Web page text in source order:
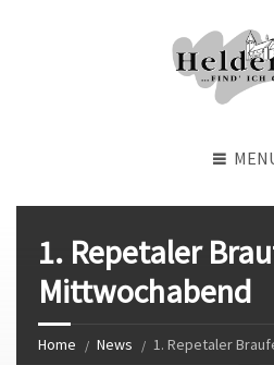
1. Repetaler
Mittwochabend
Home News 1. Repetaler